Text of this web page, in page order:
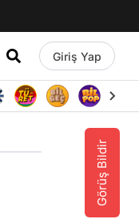
Giriş Yap
Görüş Bildir